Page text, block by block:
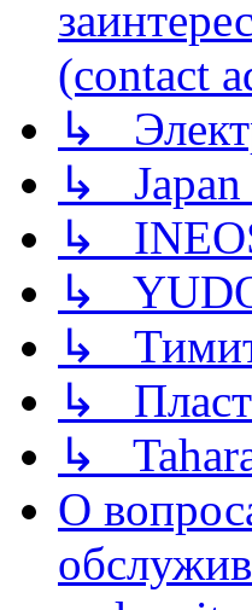
(contact
↳
↳ Japan
↳
↳
↳
↳
↳
О